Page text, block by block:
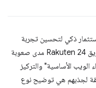
ذكي لتحسين تجربة
المستخدم ونمو النشاط التجاري، يدرك فريق Rakuten 24 مدى صعوبة
الويب الأساسية" والتركيز
لجذبهم هي توضيح نوع